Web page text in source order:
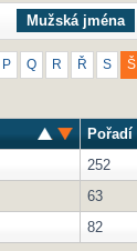
Mužská jména
P Q R Ř S Š
Pořadí
252
63
82